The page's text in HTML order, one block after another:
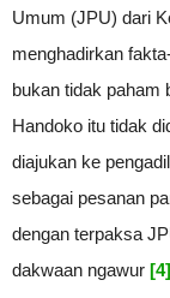
Umum (JPU) dari
menghadirkan
bukan tidak paham
Handoko itu tidak
diajukan ke
sebagai pesanan
dengan terpaksa
dakwaan ngawur [4]